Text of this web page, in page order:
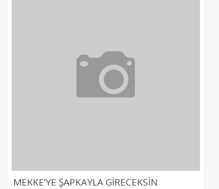
MEKKE’YE ŞAPKAYLA GİRECEKSİN